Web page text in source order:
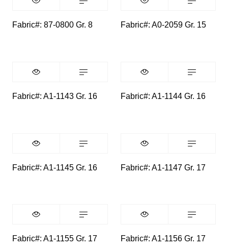
Fabric#: 87-0800 Gr. 8 Fabric#: A0-2059 Gr. 15
Fabric#: A1-1143 Gr. 16 Fabric#: A1-1144 Gr. 16
Fabric#: A1-1145 Gr. 16 Fabric#: A1-1147 Gr. 17
Fabric#: A1-1155 Gr. 17 Fabric#: A1-1156 Gr. 17